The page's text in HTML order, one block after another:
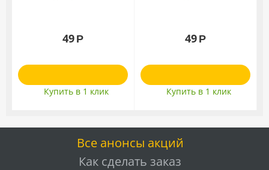
49 Р
Купить в 1 клик
49 Р
Купить в 1 клик
Все анонсы акций
Как сделать заказ